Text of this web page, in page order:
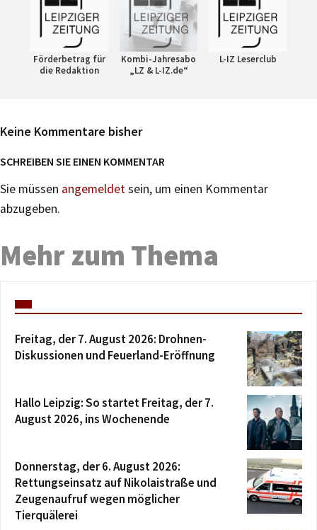
Förderbetrag für
die Redaktion
Kombi-Jahresabo
„LZ & L-IZ.de“
L-IZ Leserclub
Keine Kommentare bisher
SCHREIBEN SIE EINEN KOMMENTAR
Sie müssen angemeldetsein, um einen Kommentar
abzugeben.
Mehr zum Thema
Freitag, der 7. August 2026: Drohnen-
Diskussionen und Feuerland-Eröffnung
Hallo Leipzig: So startet Freitag, der 7.
August 2026, ins Wochenende
Donnerstag, der 6. August 2026:
Rettungseinsatz auf Nikolaistraße und
Zeugenaufruf wegen möglicher
Tierquälerei